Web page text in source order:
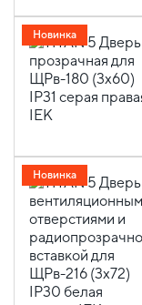
Новинка
Новинка